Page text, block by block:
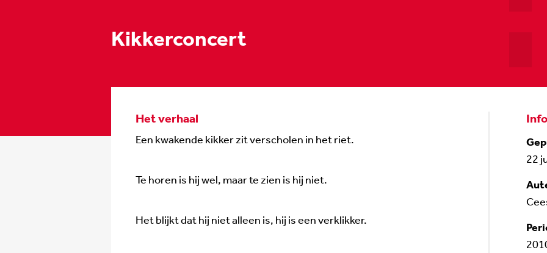
Kikkerconcert
Het verhaal
Een kwakende kikker zit verscholen in het riet.
Te horen is hij wel, maar te zien is hij niet.
Het blijkt dat hij niet alleen is, hij is een verklikker.
22